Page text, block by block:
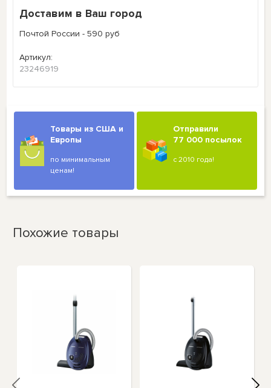
Доставим в Ваш город
Почтой России - 590 руб
Артикул:
23246919
Товары из США и
Европы
по минимальным
ценам!
Отправили
77 000 посылок
с 2010 года!
Похожие товары